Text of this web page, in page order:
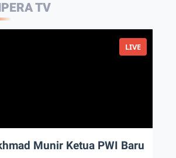
TV
LIVE
Munir Ketua PWI Baru